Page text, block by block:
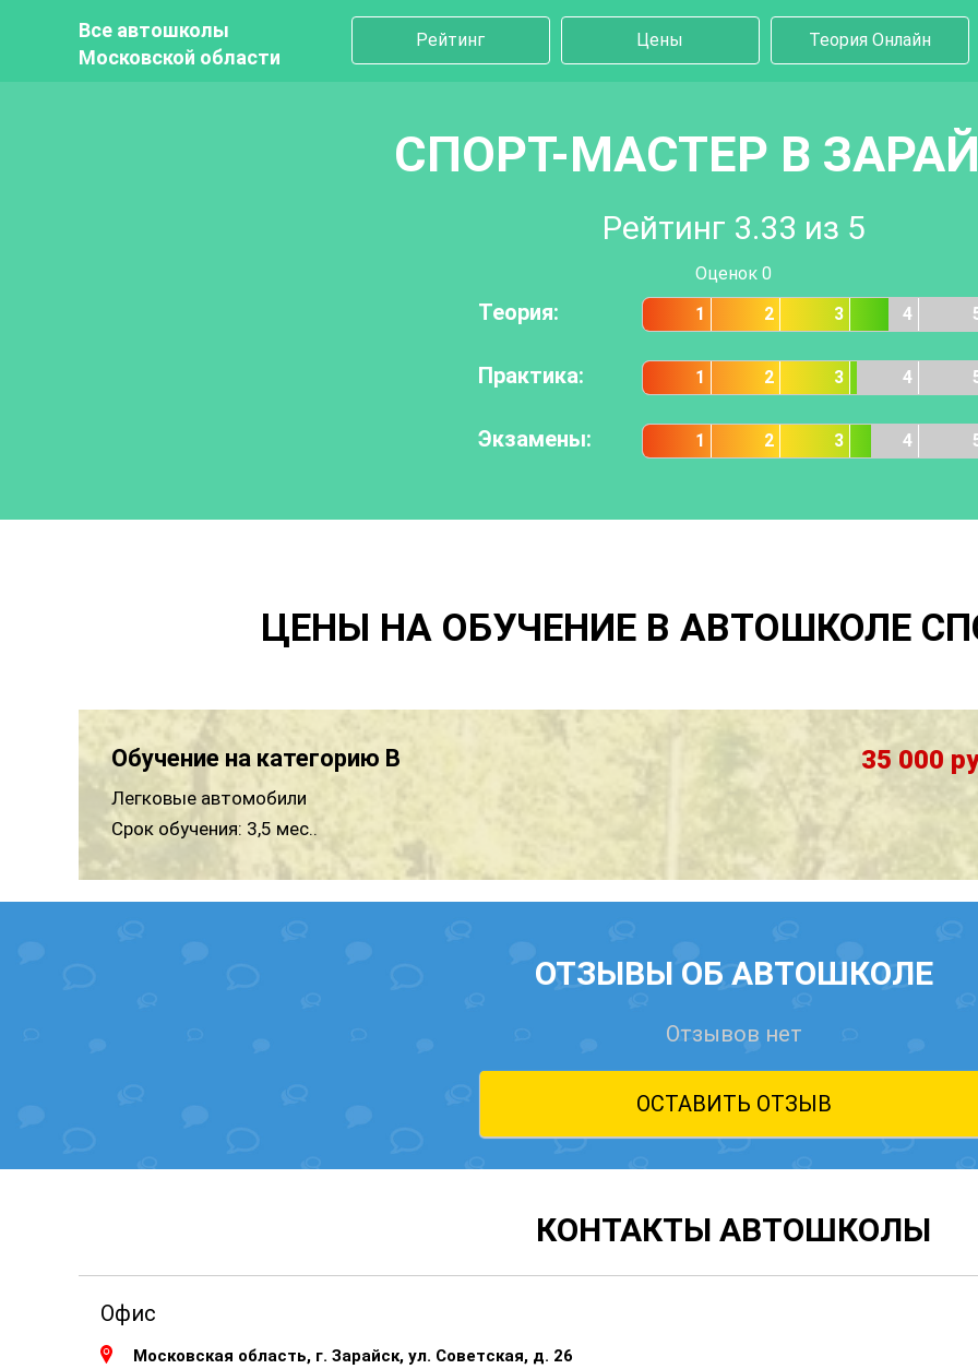
Все автошколы
Московской области
Рейтинг Цены Теория Онлайн
СПОРТ-МАСТЕР В
Рейтинг 3.33 из 5
Оценок 0
Теория: 1 2 3 4
Практика: 1 2 3 4
Экзамены: 1 2 3 4
ЦЕНЫ НА ОБУЧЕНИЕ В АВТОШКОЛЕ
Обучение на категорию B
Легковые автомобили
Срок обучения: 3,5 мес..
35 000
ОТЗЫВЫ ОБ АВТОШКОЛЕ
Отзывов нет
ОСТАВИТЬ ОТЗЫВ
КОНТАКТЫ АВТОШКОЛЫ
Офис
Московская область, г. Зарайск, ул. Советская, д. 26